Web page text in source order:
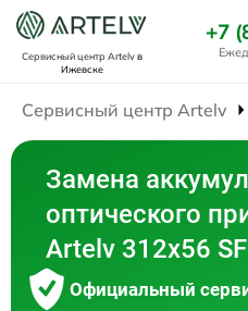
Сервисный центр Artelvв
Ижевске
+7
Сервисный центр Artelv
Замена
оптического
Artelv 312x56
Официальный